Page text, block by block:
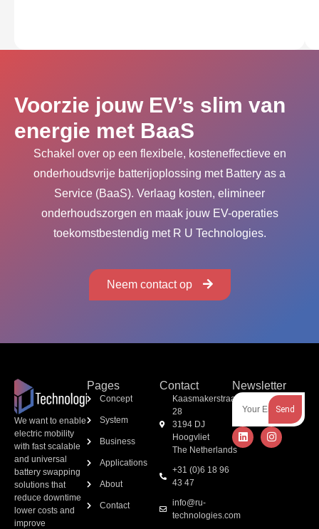
Voorzie jouw EV’s slim van
energie met BaaS
Schakel over op een flexibele, kosteneffectieve en
onderhoudsvrije batterijoplossing met Battery as a
Service (BaaS). Verlaag kosten, elimineer
onderhoudszorgen en maak jouw EV-operaties
toekomstbestendig met R U Technologies.
Neem contact op
We want to enable
electric mobility
with fast scalable
and universal
battery swapping
solutions that
reduce downtime
lower costs and
improve
Pages
Concept
System
Business
Applications
About
Contact
Contact
Kaasmakerstraat
28
3194 DJ
Hoogvliet
The Netherlands
+31 (0)6 18 96
43 47
info@ru-
technologies.com
Newsletter
Send